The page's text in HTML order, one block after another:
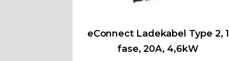
eConnect Ladekabel Type 2, 1
fase, 20A, 4,6kW